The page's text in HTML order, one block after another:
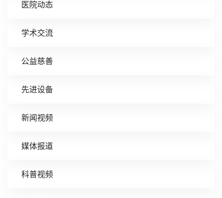
医院动态
学术交流
公益慈善
先进设备
新闻视频
媒体报道
科普视频